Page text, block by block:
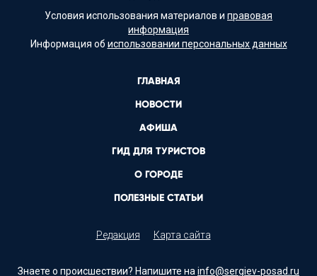
Условия использования материалов и правовая
информация
Информация об использовании персональных данных
ГЛАВНАЯ
НОВОСТИ
АФИША
ГИД ДЛЯ ТУРИСТОВ
О ГОРОДЕ
ПОЛЕЗНЫЕ СТАТЬИ
Редакция Карта сайта
Знаете о происшествии? Напишите на info@sergiev-posad.ru